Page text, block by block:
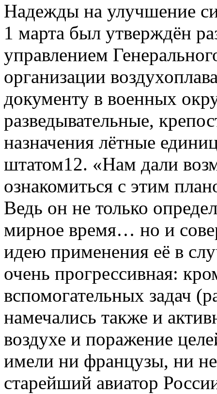
Надежды на улучшение
1 марта был утверждён
управлением
организации
документу в военных
разведывательные,
назначения лётные
штатом12. «Нам дали
ознакомиться с этим
Ведь он не только
мирное время… но и
идею применения её в
очень прогрессивная:
вспомогательных задач
намечались также и
воздухе и поражение
имели ни французы, ни
старейший авиатор